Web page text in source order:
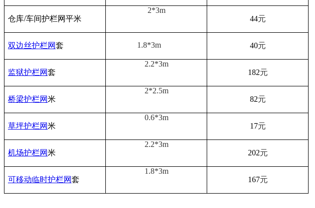
仓库/车间护栏网平米
2*3m
44元
双边丝护栏网套 1.8*3m 40元
监狱护栏网套
2.2*3m
182元
桥梁护栏网米
2*2.5m
82元
草坪护栏网米
0.6*3m
17元
机场护栏网米
2.2*3m
202元
可移动临时护栏网套
1.8*3m
167元